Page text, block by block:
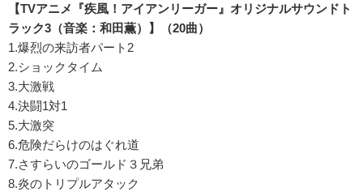
【TVアニメ『疾風！アイアンリーガー』オリジナルサウンドト
ラック3（音楽：和田薫）】（20曲）
1.爆烈の来訪者パート2
2.ショックタイム
3.大激戦
4.決闘1対1
5.大激突
6.危険だらけのはぐれ道
7.さすらいのゴールド３兄弟
8.炎のトリプルアタック